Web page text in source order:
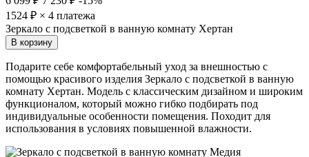
1524 ₽ × 4 платежа
Зеркало с подсветкой в ванную комнату Хертан
В корзину
Подарите себе комфортабельный уход за внешностью с
помощью красивого изделия Зеркало с подсветкой в ванную
комнату Хертан. Модель с классическим дизайном и широким
функционалом, который можно гибко подбирать под
индивидуальные особенности помещения. Походит для
использования в условиях повышенной влажности.